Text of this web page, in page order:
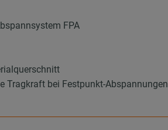
FPA
Tragkraft bei Festpunkt-Abspannungen